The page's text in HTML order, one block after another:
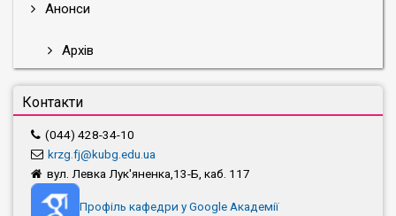
Анонси
Архів
Контакти
(044) 428-34-10
krzg.fj@kubg.edu.ua
вул. Левка Лук'яненка,13-Б, каб. 117
Профіль кафедри у Google Академії